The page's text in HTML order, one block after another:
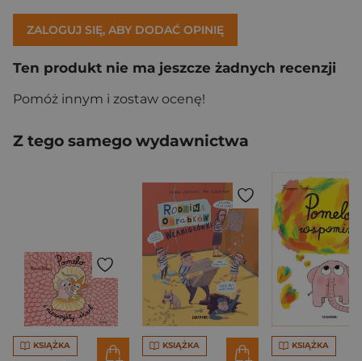
ZALOGUJ SIĘ, ABY DODAĆ OPINIĘ
Ten produkt nie ma jeszcze żadnych recenzji
Pomóż innym i zostaw ocenę!
Z tego samego wydawnictwa
KSIĄŻKA KSIĄŻKA KSIĄŻKA